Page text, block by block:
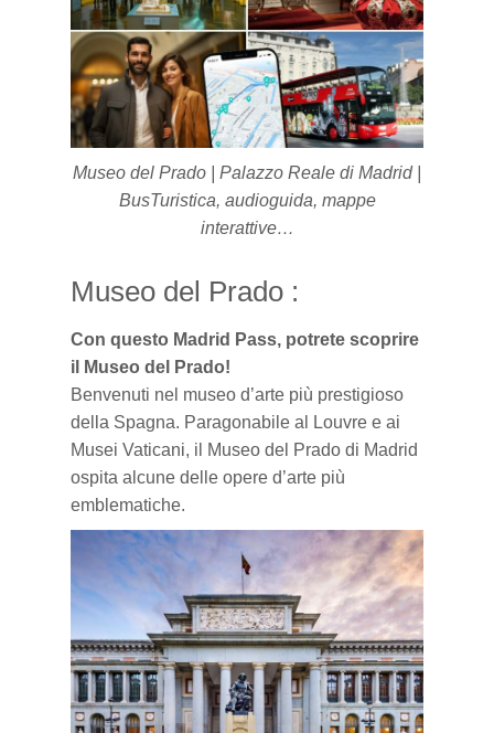
Museo del Prado | Palazzo Reale di Madrid |
BusTuristica, audioguida, mappe
interattive…
Museo del Prado :
Con questo Madrid Pass, potrete scoprire
il Museo del Prado!
Benvenuti nel museo d’arte più prestigioso
della Spagna. Paragonabile al Louvre e ai
Musei Vaticani, il Museo del Prado di Madrid
ospita alcune delle opere d’arte più
emblematiche.